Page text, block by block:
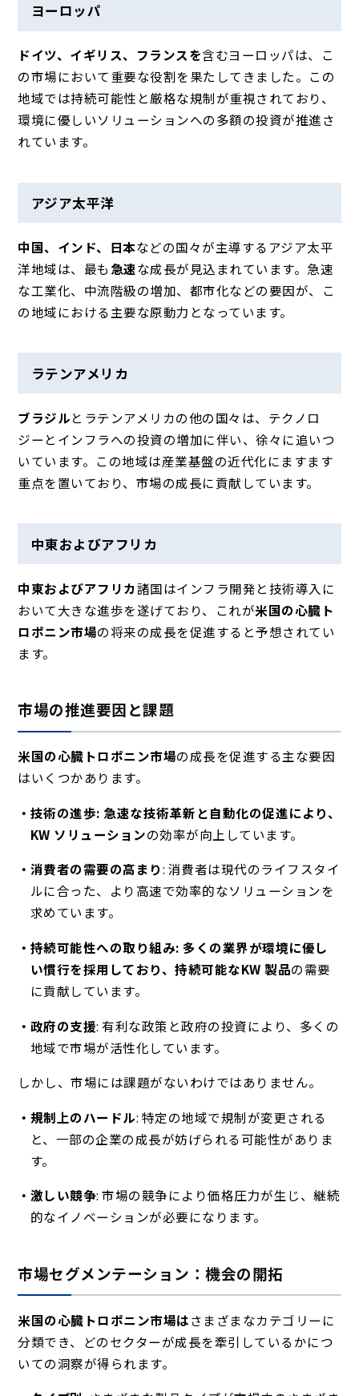
ヨーロッパ
ドイツ、イギリス、フランスを含むヨーロッパは、こ
の市場において重要な役割を果たしてきました。この
地域では持続可能性と厳格な規制が重視されており、
環境に優しいソリューションへの多額の投資が推進さ
れています。
アジア太平洋
中国、インド、日本などの国々が主導するアジア太平
洋地域は、 最も 急速な成長が見込まれています。急速
な工業化、中流階級の増加、都市化などの要因が、こ
の地域における主要な原動力となっています。
ラテンアメリカ
ブラジルとラテンアメリカの他の国々は、テクノロ
ジーとインフラへの投資の増加に伴い、徐々に追いつ
いています。この地域は産業基盤の近代化にますます
重点を置いており、市場の成長に貢献しています。
中東およびアフリカ
中東およびアフリカ諸国はインフラ開発と技術導入に
おいて大きな進歩を遂げており、これが米国の心臓ト
ロポニン市場の将来の成長を促進すると予想されてい
ます。
市場の推進要因と課題
米国の心臓トロポニン市場の成長を促進する主な要因
はいくつかあります。
技術の進歩: 急速な技術革新と自動化の促進により、
KW ソリューションの効率が向上しています。
消費者の需要の高まり: 消費者は現代のライフスタイ
ルに合った、より高速で効率的なソリューションを
求めています。
持続可能性への取り組み: 多くの業界が環境に優し
い慣行を採用しており、持続可能なKW 製品の需要
に貢献しています。
政府の支援: 有利な政策と政府の投資により、多くの
地域で市場が活性化しています。
しかし、市場には課題がないわけではありません。
規制上のハードル: 特定の地域で規制が変更される
と、一部の企業の成長が妨げられる可能性がありま
す。
激しい競争: 市場の競争により価格圧力が生じ、継続
的なイノベーションが必要になります。
市場セグメンテーション：機会の開拓
米国の心臓トロポニン市場はさまざまなカテゴリーに
分類でき、どのセクターが成長を牽引しているかにつ
いての洞察が得られます。